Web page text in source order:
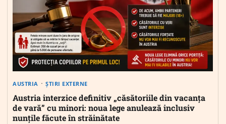
AUSTRIA ȘTIRI EXTERNE
Austria interzice definitiv „căsătoriile din vacanța
de vară” cu minori: noua lege anulează inclusiv
nunțile făcute în străinătate